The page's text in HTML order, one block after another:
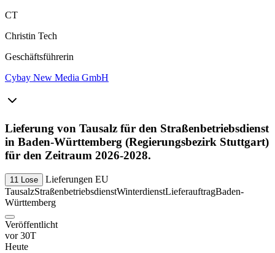
CT
Christin Tech
Geschäftsführerin
Cybay New Media GmbH
Lieferung von Tausalz für den Straßenbetriebsdienst
in Baden-Württemberg (Regierungsbezirk Stuttgart)
für den Zeitraum 2026-2028.
11 Lose Lieferungen EU
TausalzStraßenbetriebsdienstWinterdienstLieferauftragBaden-
Württemberg
Veröffentlicht
vor 30T
Heute